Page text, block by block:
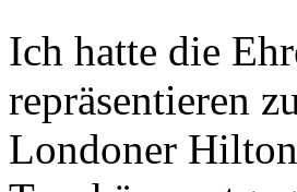
Ich hatte die
repräsentieren
Londoner